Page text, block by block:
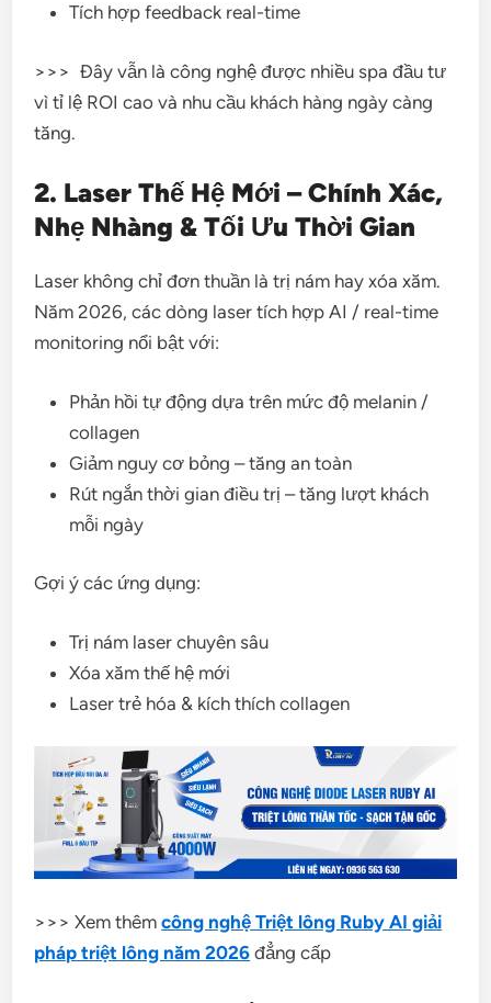
Tích hợp feedback real-time
>>> Đây vẫn là công nghệ được nhiều spa đầu tư
vì tỉ lệ ROI cao và nhu cầu khách hàng ngày càng
tăng.
2. Laser Thế Hệ Mới – Chính Xác,
Nhẹ Nhàng & Tối Ưu Thời Gian
Laser không chỉ đơn thuần là trị nám hay xóa xăm.
Năm 2026, các dòng laser tích hợp AI / real-time
monitoring nổi bật với:
Phản hồi tự động dựa trên mức độ melanin /
collagen
Giảm nguy cơ bỏng – tăng an toàn
Rút ngắn thời gian điều trị – tăng lượt khách
mỗi ngày
Gợi ý các ứng dụng:
Trị nám laser chuyên sâu
Xóa xăm thế hệ mới
Laser trẻ hóa & kích thích collagen
>>> Xem thêmcông nghệ Triệt lông Ruby AI giải
pháp triệt lông năm 2026 đẳng cấp